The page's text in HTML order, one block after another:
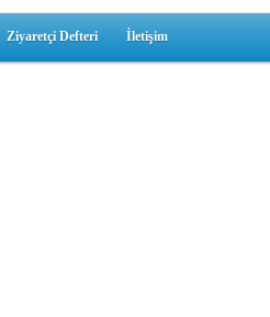
Ziyaretçi Defteri İletişim